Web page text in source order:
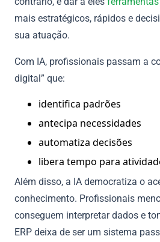
mais estratégicos, rápidos e
sua atuação.
Com IA, profissionais passam a
digital” que:
identifica padrões
antecipa necessidades
automatiza decisões
libera tempo para
Além disso, a IA democratiza o
conhecimento. Profissionais
conseguem interpretar dados e
ERP deixa de ser um sistema